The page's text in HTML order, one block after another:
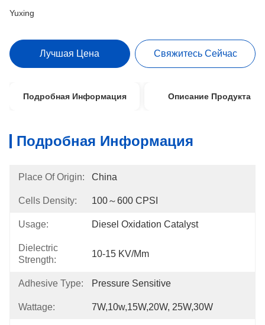
Yuxing
Лучшая Цена Свяжитесь Сейчас
Подробная Информация Описание Продукта
Подробная Информация
Place Of Origin: China
Cells Density: 100～600 CPSI
Usage: Diesel Oxidation Catalyst
Dielectric
Strength:
10-15 KV/mm
Adhesive Type: Pressure Sensitive
Wattage: 7W,10w,15W,20W, 25W,30W